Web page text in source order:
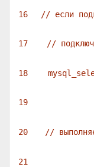
16 // если
17 //
18
19
20 //
21